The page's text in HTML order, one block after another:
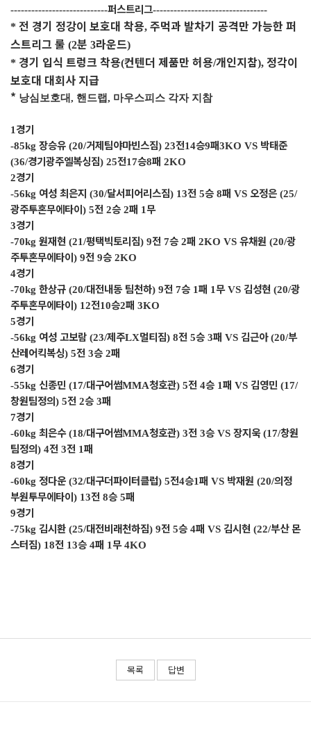
----------------------------퍼스트리그---------------------------------
* 전 경기 정강이 보호대 착용, 주먹과 발차기 공격만 가능한 퍼
스트리그 룰 (2분 3라운드)
* 경기 입식 트렁크 착용(컨텐더 제품만 허용/개인지참), 정각이
보호대 대회사 지급
* 낭심보호대, 핸드랩, 마우스피스 각자 지참
1 경기
-85kg 장승유 (20/거제팀야마빈스짐) 23전14승9패3KO VS 박태준
(36/경기광주엘복싱짐) 25전17승8패 2KO
2경기
-56kg 여성 최은지 (30/달서피어리스짐) 13전 5승 8패 VS 오정은 (25/
광주투혼무에타이) 5전 2승 2패 1무
3경기
-70kg 원재현 (21/평택빅토리짐) 9전 7승 2패 2KO VS 유채원 (20/광
주투혼무에타이) 9전 9승 2KO
4경기
-70kg 한상규 (20/대전내동 팀천하) 9전 7승 1패 1무VS 김성현 (20/광
주투혼무에타이) 12전10승2패 3KO
5경기
-56kg 여성 고보람 (23/제주LX멀티짐) 8전 5승 3패 VS 김근아(20/부
산레어킥복싱) 5전 3승 2패
6경기
-55kg 신종민 (17/대구어썸MMA청호관) 5전 4승 1패 VS 김영민 (17/
창원팀정의) 5전 2승 3패
7경기
-60kg 최은수(18/대구어썸MMA청호관) 3전 3승 VS 장지욱(17/창원
팀정의) 4전 3전 1패
8경기
-60kg 정다운 (32/대구더파이터클럽) 5전4승1패 VS 박재원 (20/의정
부원투무에타이) 13전 8승 5패
9경기
-75kg 김시환 (25/대전비래천하짐) 9전 5승 4패 VS 김시현 (22/부산 몬
스터짐) 18전 13승 4패 1무4KO
목록 답변